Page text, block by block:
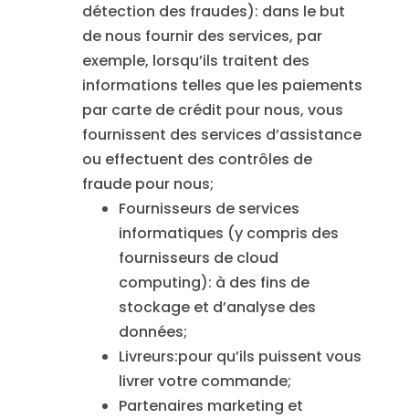
détection des fraudes): dans le but
de nous fournir des services, par
exemple, lorsqu’ils traitent des
informations telles que les paiements
par carte de crédit pour nous, vous
fournissent des services d’assistance
ou effectuent des contrôles de
fraude pour nous;
Fournisseurs de services
informatiques (y compris des
fournisseurs de cloud
computing): à des fins de
stockage et d’analyse des
données;
Livreurs:pour qu’ils puissent vous
livrer votre commande;
Partenaires marketing et